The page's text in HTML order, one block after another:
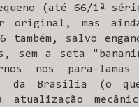
(até 66/1ª
original, mas
também, salvo
sem a seta
nos para-
da Brasilia (o que
atualização